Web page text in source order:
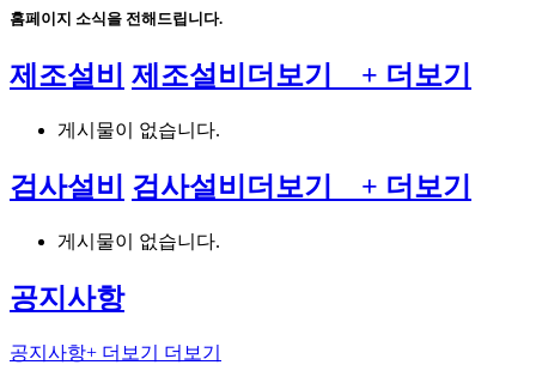
홈페이지 소식을 전해드립니다.
제조설비 제조설비 더보기 + 더보기
게시물이 없습니다.
검사설비 검사설비 더보기 + 더보기
게시물이 없습니다.
공지사항
공지사항+ 더보기
더보기